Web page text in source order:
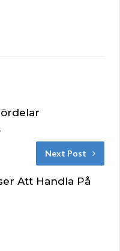
Next Post
Att Handla På